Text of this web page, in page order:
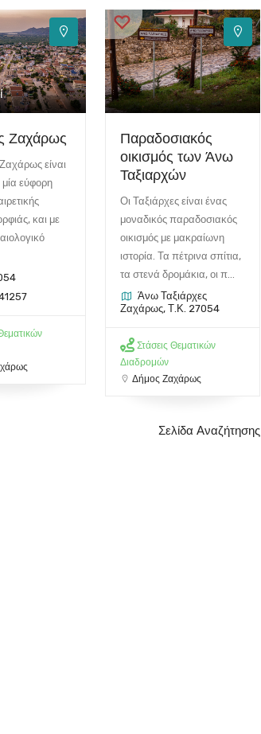
Ζαχάρως
είναι
μία εύφορη
και με
Παραδοσιακός
οικισμός των Άνω
Ταξιαρχών
Οι Ταξιάρχες είναι ένας
μοναδικός παραδοσιακός
οικισμός με μακραίωνη
ιστορία. Τα πέτρινα σπίτια,
τα στενά δρομάκια, οι π...
Άνω Ταξιάρχες
Ζαχάρως, Τ.Κ. 27054
Στάσεις Θεματικών
Διαδρομών
Δήμος Ζαχάρως
Σελίδα Αναζήτησης